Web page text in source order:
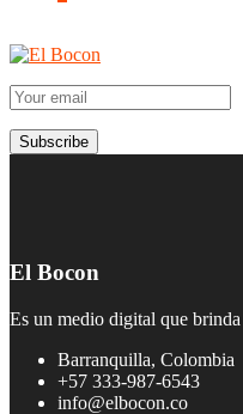
El Bocon
Es un medio digital que
Barranquilla, Colombia
+57 333-987-6543
info@elbocon.co